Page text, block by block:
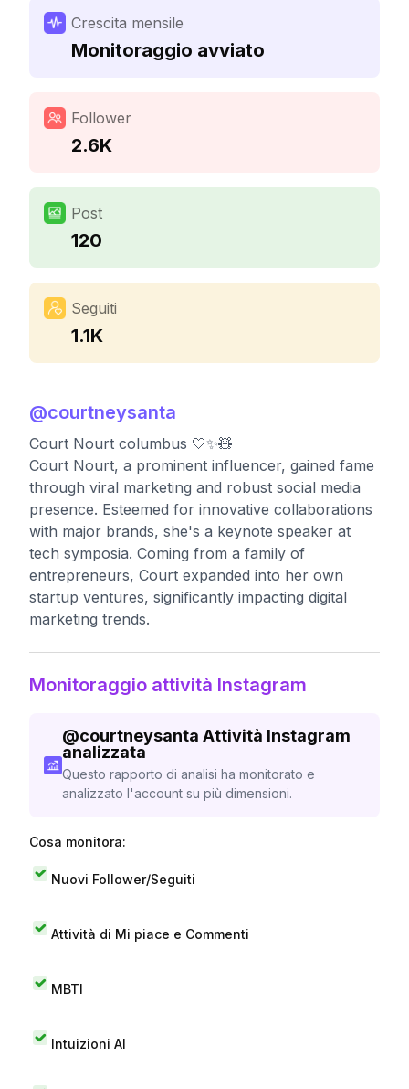
Crescita mensile
Monitoraggio avviato
Follower
2.6K
Post
120
Seguiti
1.1K
@courtneysanta
Court Nourt columbus 🤍✨🧸
Court Nourt, a prominent influencer, gained fame
through viral marketing and robust social media
presence. Esteemed for innovative collaborations
with major brands, she's a keynote speaker at
tech symposia. Coming from a family of
entrepreneurs, Court expanded into her own
startup ventures, significantly impacting digital
marketing trends.
Monitoraggio attività Instagram
@courtneysanta Attività Instagram
analizzata
Questo rapporto di analisi ha monitorato e
analizzato l'account su più dimensioni.
Cosa monitora:
Nuovi Follower/Seguiti
Attività di Mi piace e Commenti
MBTI
Intuizioni AI